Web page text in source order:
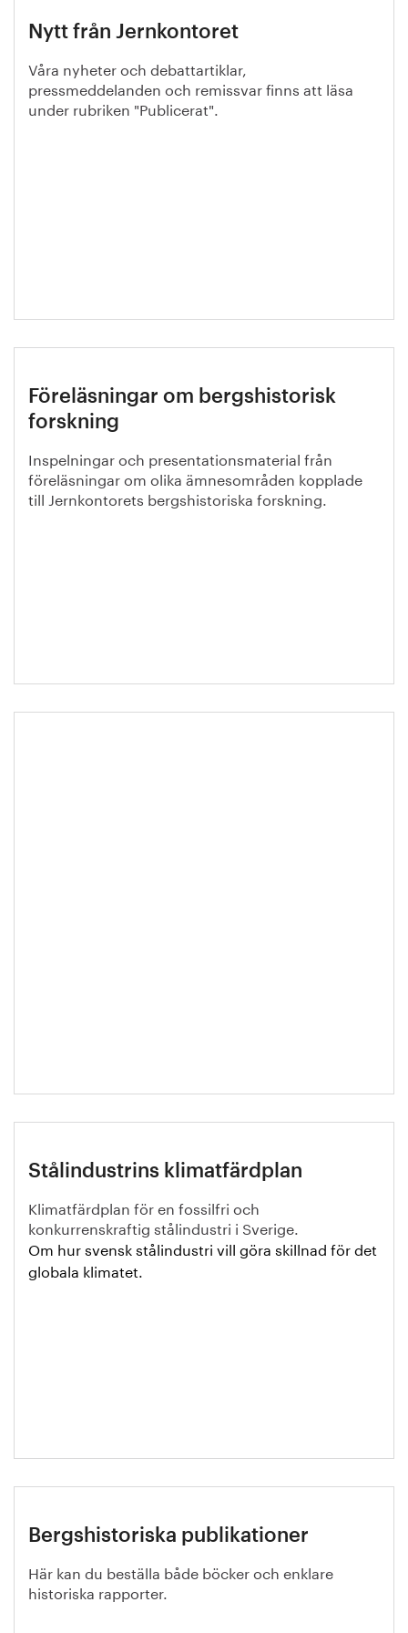
Nytt från Jernkontoret
Våra nyheter och debattartiklar,
pressmeddelanden och remissvar finns att läsa
under rubriken "Publicerat".
Föreläsningar om bergshistorisk
forskning
Inspelningar och presentationsmaterial från
föreläsningar om olika ämnesområden kopplade
till Jernkontorets bergshistoriska forskning.
Stålindustrins klimatfärdplan
Klimatfärdplan för en fossilfri och
konkurrenskraftig stålindustri i Sverige.
Om hur svensk stålindustri vill göra skillnad för det
globala klimatet.
Bergshistoriska publikationer
Här kan du beställa både böcker och enklare
historiska rapporter.